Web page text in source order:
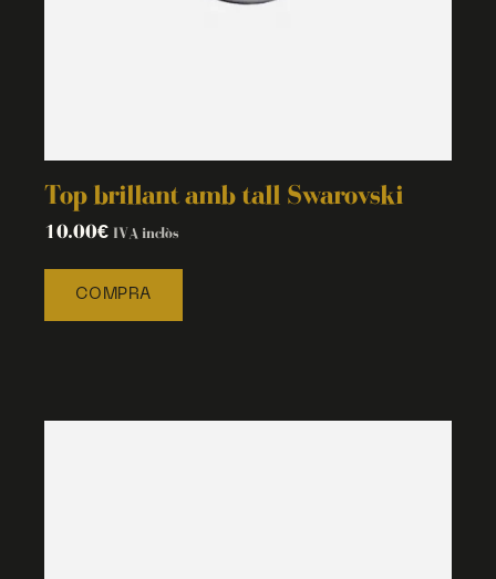
Top brillant amb tall Swarovski
10.00€ IVA inclòs
COMPRA